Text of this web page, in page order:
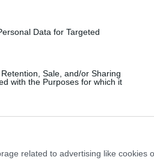
Data for Targeted
Sale, and/or Sharing
with the Purposes for which it
related to advertising like cookies